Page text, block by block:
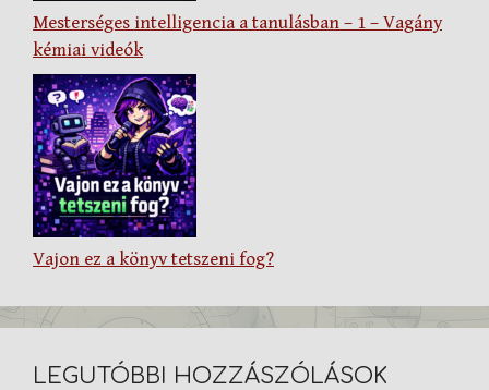
Mesterséges intelligencia a tanulásban – 1 – Vagány
kémiai videók
Vajon ez a könyv tetszeni fog?
LEGUTÓBBI HOZZÁSZÓLÁSOK